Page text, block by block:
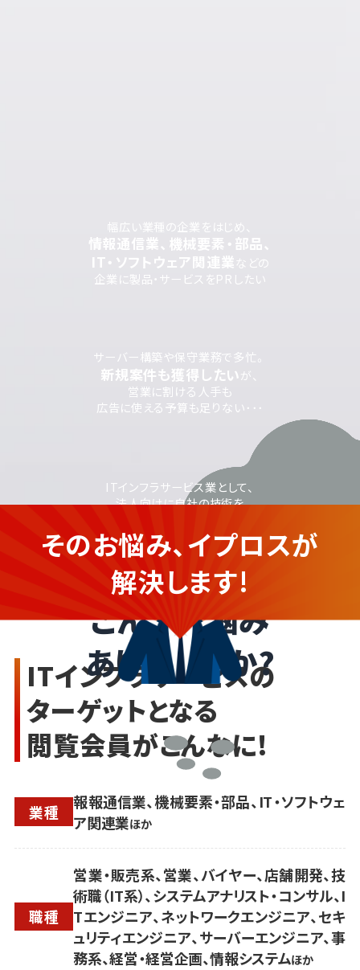
ITインフラサービスの
企業さま
こんなお悩み
ありませんか?
幅広い業種の企業をはじめ、
情報通信業、機械要素・部品、
IT・ソフトウェア関連業などの
企業に製品・サービスをPRしたい
サーバー構築や保守業務で多忙。
新規案件も獲得したいが、
営業に割ける人手も
広告に使える予算も足りない･･･
ITインフラサービス業として、
法人向けに自社の技術を
ノウハウがなく不安を感じている...
そのお悩み、イプロスが
解決します!
ITインフラサービスの
ターゲットとなる
閲覧会員がこんなに!
業種
報報通信業、機械要素・部品、IT・ソフトウェ
ア関連業ほか
職種
営業・販売系、営業、バイヤー、店舗開発、技
術職（IT系）、システムアナリスト・コンサル、I
Tエンジニア、ネットワークエンジニア、セキ
ュリティエンジニア、サーバーエンジニア、事
務系、経営・経営企画、情報システムほか